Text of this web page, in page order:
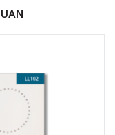
Hà Nội, Thanh Xuân ,
TPHCM, Quận 5, Hồ Chí
Quận Bình Thạnh, Hồ